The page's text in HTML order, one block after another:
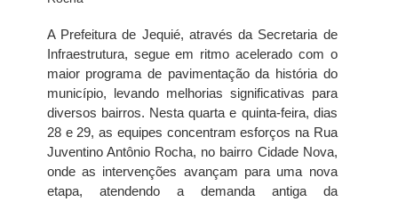
A Prefeitura de Jequié, através da Secretaria de
Infraestrutura, segue em ritmo acelerado com o
maior programa de pavimentação da história do
município, levando melhorias significativas para
diversos bairros. Nesta quarta e quinta-feira, dias
28 e 29, as equipes concentram esforços na Rua
Juventino Antônio Rocha, no bairro Cidade Nova,
onde as intervenções avançam para uma nova
etapa, atendendo a demanda antiga da